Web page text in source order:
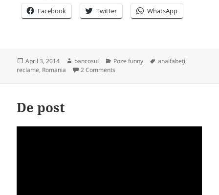
Facebook Twitter WhatsApp
Posted
on
April 3, 2014 Author
bancosul Categories
Poze funny Tags
analfabeţi,
reclame, Romania 2 Comments
De post